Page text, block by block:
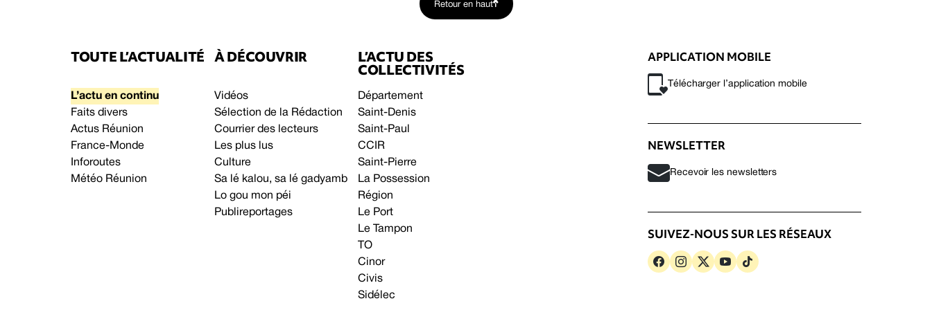
Retour en haut
TOUTE L’ACTUALITÉ
L’actu en continu
Faits divers
Actus Réunion
France-Monde
Inforoutes
Météo Réunion
À DÉCOUVRIR
Vidéos
Sélection de la Rédaction
Courrier des lecteurs
Les plus lus
Culture
Sa lé kalou, sa lé gadyamb
Lo gou mon péi
Publireportages
L’ACTU DES
COLLECTIVITÉS
Département
Saint-Denis
Saint-Paul
CCIR
Saint-Pierre
La Possession
Région
Le Port
Le Tampon
TO
Cinor
Civis
Sidélec
APPLICATION MOBILE
Télécharger l’application mobile
NEWSLETTER
Recevoir les newsletters
SUIVEZ-NOUS SUR LES RÉSEAUX